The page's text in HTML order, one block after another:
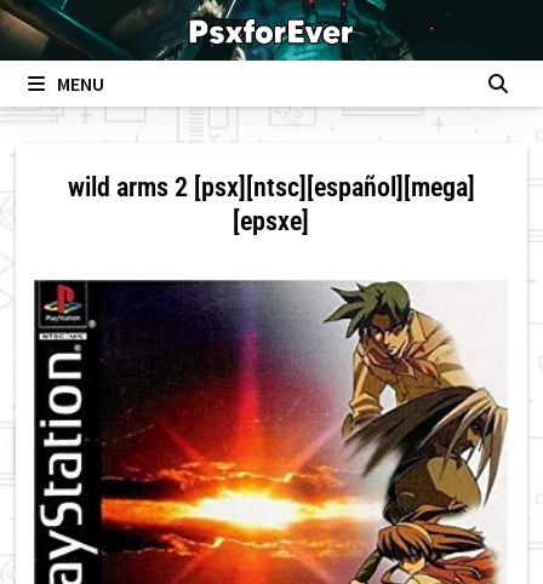
Skip
to
contentMENU
wild arms 2 [psx][ntsc][español][mega]
[epsxe]